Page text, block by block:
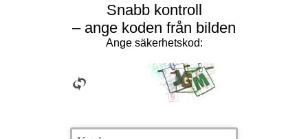
Snabb kontroll
– ange koden från bilden
Ange säkerhetskod: